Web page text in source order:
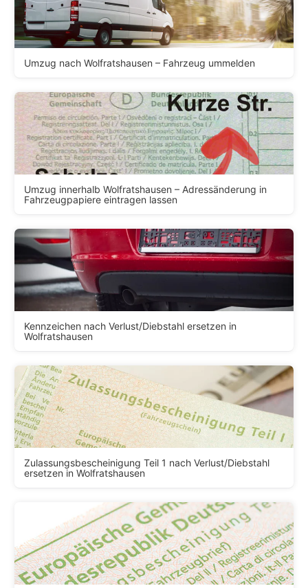
Umzug nach Wolfratshausen – Fahrzeug ummelden
Umzug innerhalb Wolfratshausen – Adressänderung in
Fahrzeugpapiere eintragen lassen
Kennzeichen nach Verlust/Diebstahl ersetzen in
Wolfratshausen
Zulassungsbescheinigung Teil 1 nach Verlust/Diebstahl
ersetzen in Wolfratshausen